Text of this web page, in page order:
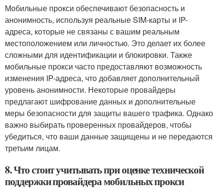
Мобильные прокси обеспечивают безопасность и
анонимность, используя реальные SIM-карты и IP-
адреса, которые не связаны с вашим реальным
местоположением или личностью. Это делает их более
сложными для идентификации и блокировки. Также
мобильные прокси часто предоставляют возможность
изменения IP-адреса, что добавляет дополнительный
уровень анонимности. Некоторые провайдеры
предлагают шифрование данных и дополнительные
меры безопасности для защиты вашего трафика. Однако
важно выбирать проверенных провайдеров, чтобы
убедиться, что ваши данные защищены и не передаются
третьим лицам.
8. Что стоит учитывать при оценке технической
поддержки провайдера мобильных прокси